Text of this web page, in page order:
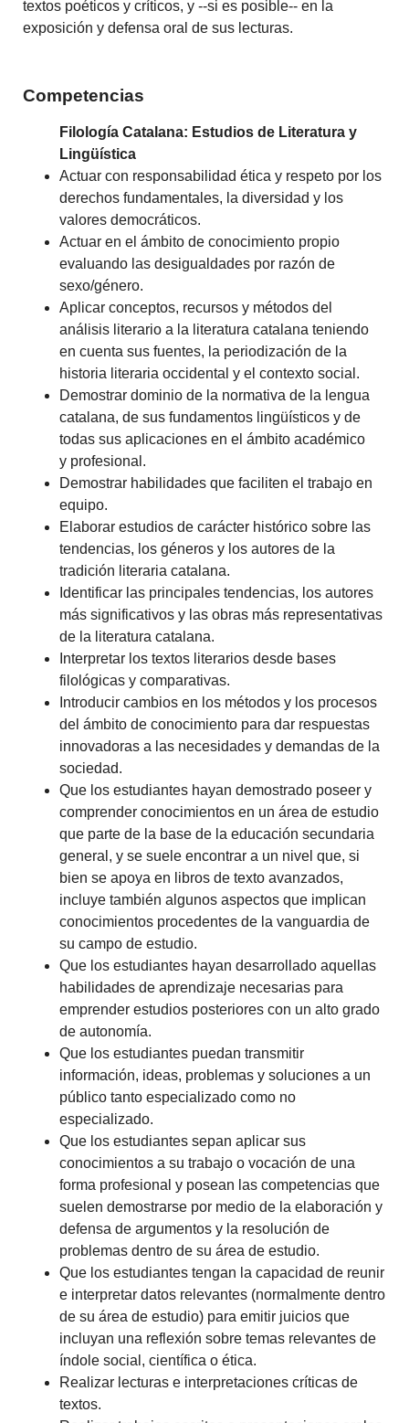
textos poéticos y críticos, y --si es posible-- en la
exposición y defensa oral de sus lecturas.
Competencias
Filología Catalana: Estudios de Literatura y
Lingüística
Actuar con responsabilidad ética y respeto por los
derechos fundamentales, la diversidad y los
valores democráticos.
Actuar en el ámbito de conocimiento propio
evaluando las desigualdades por razón de
sexo/género.
Aplicar conceptos, recursos y métodos del
análisis literario a la literatura catalana teniendo
en cuenta sus fuentes, la periodización de la
historia literaria occidental y el contexto social.
Demostrar dominio de la normativa de la lengua
catalana, de sus fundamentos lingüísticos y de
todas sus aplicaciones en el ámbito académico
y profesional.
Demostrar habilidades que faciliten el trabajo en
equipo.
Elaborar estudios de carácter histórico sobre las
tendencias, los géneros y los autores de la
tradición literaria catalana.
Identificar las principales tendencias, los autores
más significativos y las obras más representativas
de la literatura catalana.
Interpretar los textos literarios desde bases
filológicas y comparativas.
Introducir cambios en los métodos y los procesos
del ámbito de conocimiento para dar respuestas
innovadoras a las necesidades y demandas de la
sociedad.
Que los estudiantes hayan demostrado poseer y
comprender conocimientos en un área de estudio
que parte de la base de la educación secundaria
general, y se suele encontrar a un nivel que, si
bien se apoya en libros de texto avanzados,
incluye también algunos aspectos que implican
conocimientos procedentes de la vanguardia de
su campo de estudio.
Que los estudiantes hayan desarrollado aquellas
habilidades de aprendizaje necesarias para
emprender estudios posteriores con un alto grado
de autonomía.
Que los estudiantes puedan transmitir
información, ideas, problemas y soluciones a un
público tanto especializado como no
especializado.
Que los estudiantes sepan aplicar sus
conocimientos a su trabajo o vocación de una
forma profesional y posean las competencias que
suelen demostrarse por medio de la elaboración y
defensa de argumentos y la resolución de
problemas dentro de su área de estudio.
Que los estudiantes tengan la capacidad de reunir
e interpretar datos relevantes (normalmente dentro
de su área de estudio) para emitir juicios que
incluyan una reflexión sobre temas relevantes de
índole social, científica o ética.
Realizar lecturas e interpretaciones críticas de
textos.